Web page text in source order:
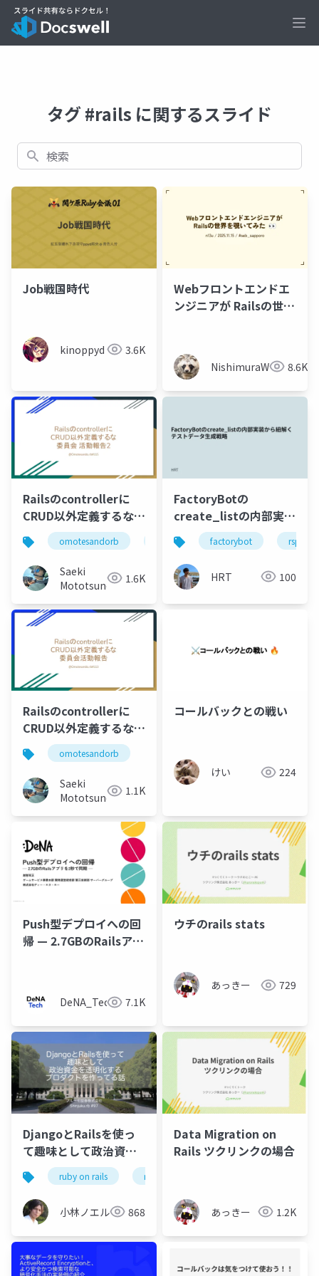
タグ #rails に関するスライド
検索
Job戦国時代
kinoppyd 3.6K
Webフロントエンドエ
ンジニアが Railsの世界
NishimuraWataru8.6K
Railsのcontrollerに
CRUD以外定義するな委
員会活動報告2
omotesandorb crud以外定義するな委員会 rails
Saeki
Mototsune
1.6K
FactoryBotの
create_listの内部実装
から紐解くテストデー
タ生成戦略
factorybot rspec
HRT 100
Railsのcontrollerに
CRUD以外定義するな委
員会活動報告
omotesandorb
Saeki
Mototsune
1.1K
コールバックとの戦い
けい 224
Push型デプロイへの回
帰 — 2.7GBのRailsアプ
DeNA_Tech 7.1K
ウチのrails stats
あっきー 729
DjangoとRailsを使っ
て趣味として政治資金
を透明化するプロダク
トを作ってる話
ruby on rails ruby
小林ノエル 868
Data Migration on
Rails ツクリンクの場合
あっきー 1.2K